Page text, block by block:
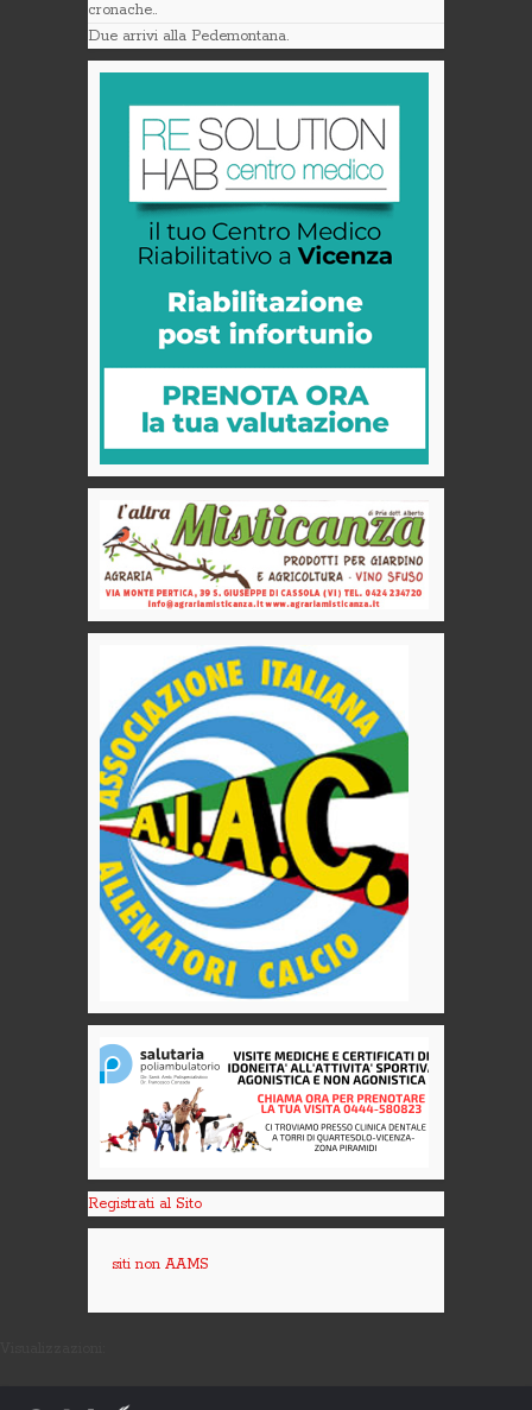
cronache..
Due arrivi alla Pedemontana.
Registrati al Sito
siti non AAMS